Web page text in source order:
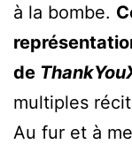
à la bombe.
de
multiples
Au fur et à